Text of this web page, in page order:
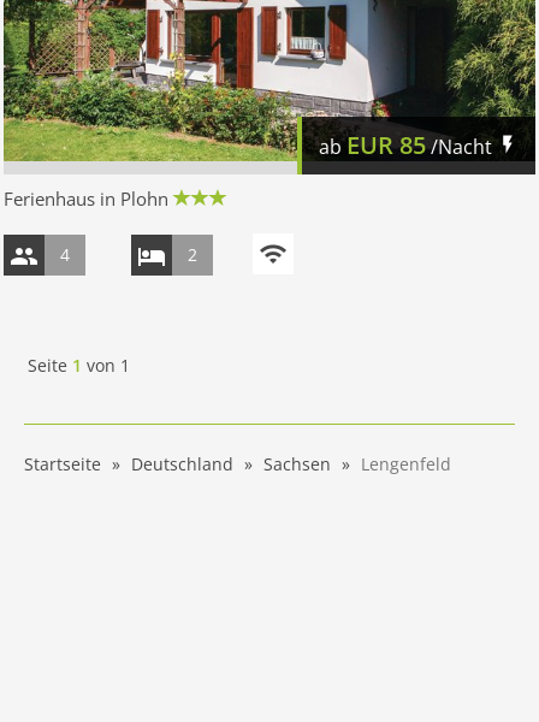
abEUR85/Nacht
Ferienhaus in Plohn
4 2
Seite 1 von 1
Startseite Deutschland Sachsen Lengenfeld